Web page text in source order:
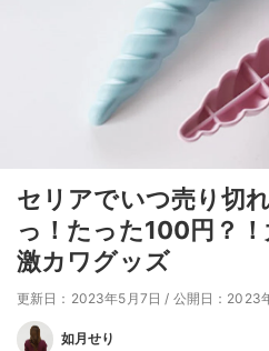
セリアでいつ売り切
っ！たった100円？
激カワグッズ
更新日：2023年5月7日 / 公開日：2023
如月せり